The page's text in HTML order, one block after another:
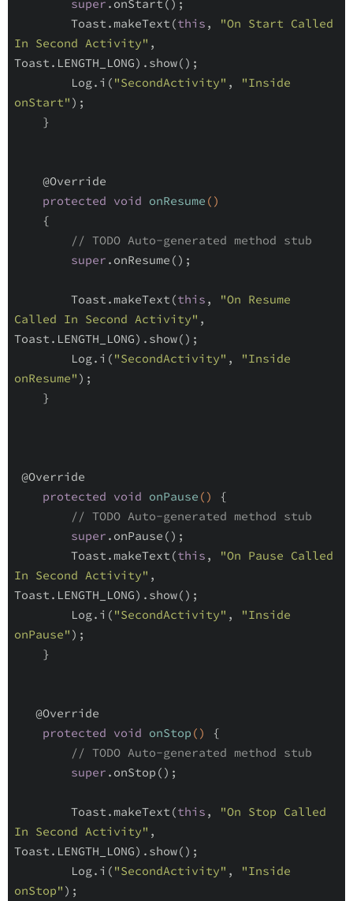
super .onStart();
Toast.makeText(this ,
"On Start Called
In Second Activity" ,
Toast.LENGTH_LONG).show();
Log.i( "SecondActivity" ,
"Inside
onStart" );
}
@Override
protected void onResume ()
{
// TODO Auto-generated method stub
super .onResume();
Toast.makeText(this ,
"On Resume
Called In Second Activity" ,
Toast.LENGTH_LONG).show();
Log.i( "SecondActivity" ,
"Inside
onResume" );
}
@Override
protected void onPause ()
{
// TODO Auto-generated method stub
super .onPause();
Toast.makeText(this ,
"On Pause Called
In Second Activity" ,
Toast.LENGTH_LONG).show();
Log.i( "SecondActivity" ,
"Inside
onPause" );
}
@Override
protected void onStop ()
{
// TODO Auto-generated method stub
super .onStop();
Toast.makeText(this ,
"On Stop Called
In Second Activity" ,
Toast.LENGTH_LONG).show();
Log.i( "SecondActivity" ,
"Inside
onStop" );